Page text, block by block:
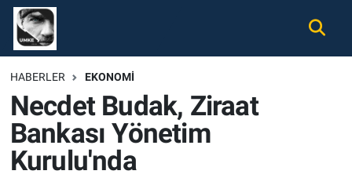
HABERLER EKONOMI
Necdet Budak, Ziraat
Bankası Yönetim
Kurulu'nda
Gündem
Ekonomi
Spor
Nöbetçi Eczaneler
Hava Durumu
Namaz Vakitleri